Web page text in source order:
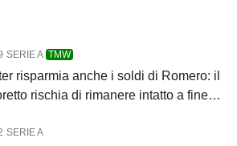
SERIE A TMW
risparmia anche i soldi di Romero: il
rischia di rimanere intatto a fine
SERIE A